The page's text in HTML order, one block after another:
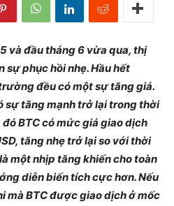
và đầu tháng 6 vừa qua, thị
phục hồi nhẹ. Hầu hết
đều có một sự tăng giá.
sự tăng mạnh trở lại trong thời
BTC có mức giá giao dịch
tăng nhẹ trở lại so với thời
một nhịp tăng khiến cho toàn
diễn biến tích cực hơn. Nếu
mà BTC được giao dịch ở mốc